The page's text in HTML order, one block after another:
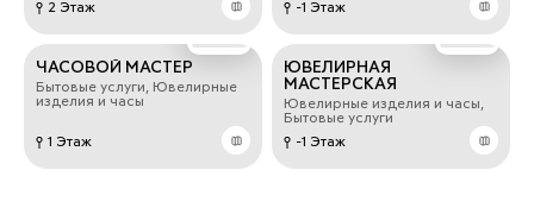
2 Этаж
-1 Этаж
ЧАСОВОЙ МАСТЕР
Бытовые услуги, Ювелирные
изделия и часы
1 Этаж
ЮВЕЛИРНАЯ
МАСТЕРСКАЯ
Ювелирные изделия и часы,
Бытовые услуги
-1 Этаж